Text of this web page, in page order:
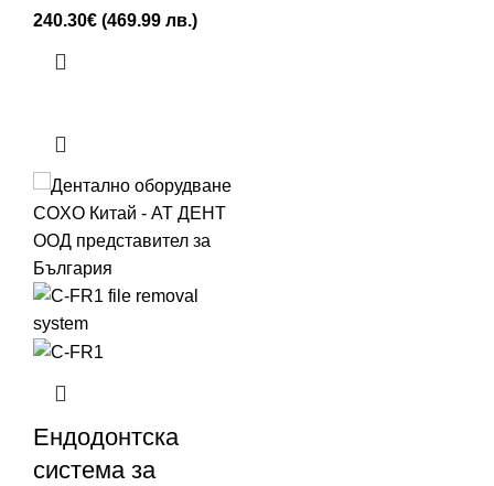
240.30€ (469.99 лв.)
Ендодонтска
система за